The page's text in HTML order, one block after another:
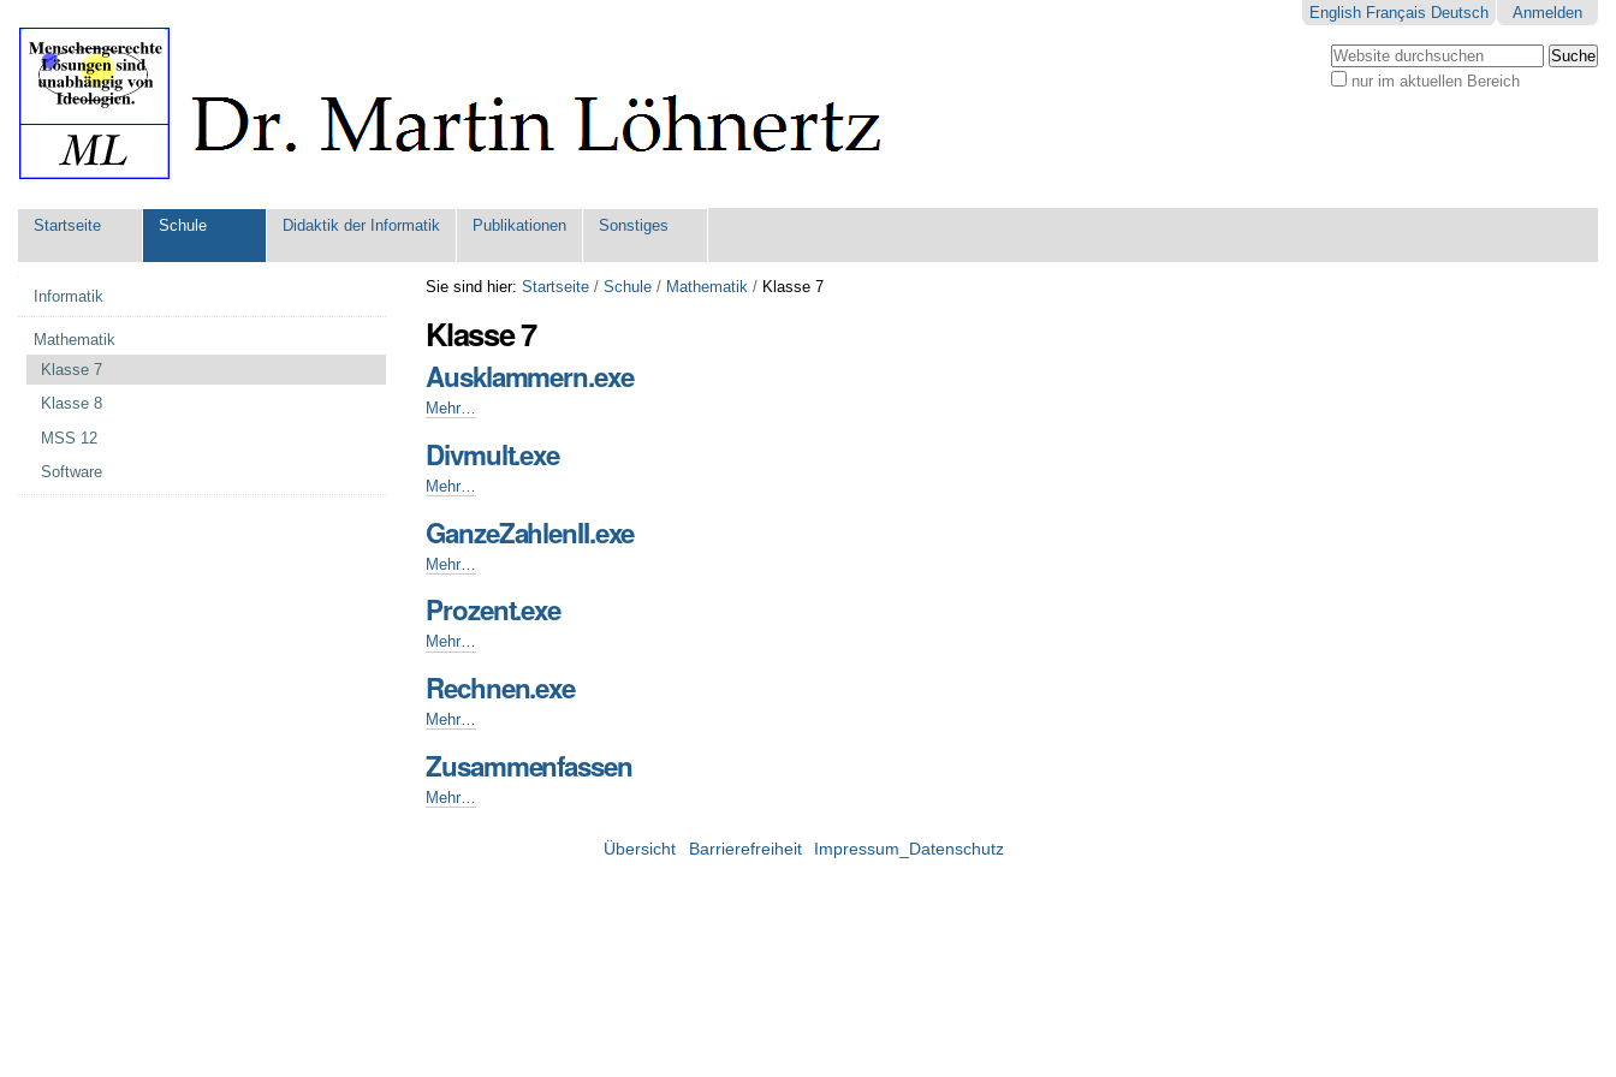
zum
Inhalt
Direkt
Navigation
Werkzeuge
Anmelden
English Français Deutsch
Website durchsuchen
nur im aktuellen Bereich
Sektionen
Startseite Schule Didaktik der Informatik Publikationen Sonstiges
Sie sind hier: Startseite /Schule / Mathematik / Klasse 7
Klasse 7
Ausklammern.exe
Ausklammern.exe
Mehr…
Divmult.exe
Divmult.exe
Mehr…
GanzeZahlenII.exe
GanzeZahlenII.exe
Mehr…
Prozent.exe
Prozent.exe
Mehr…
Rechnen.exe
Rechnen.exe
Mehr…
Zusammenfassen
Zusammenfassen
Mehr…
Informatik
Mathematik
Klasse 7
Klasse 8
MSS 12
Software
Übersicht Barrierefreiheit Impressum_Datenschutz